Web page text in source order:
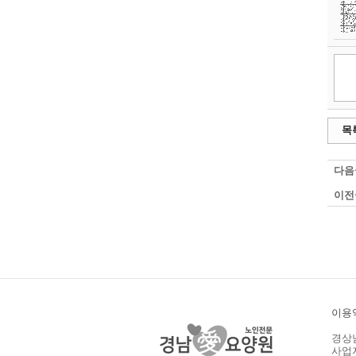
목
다음
이전
이용
경상
사업